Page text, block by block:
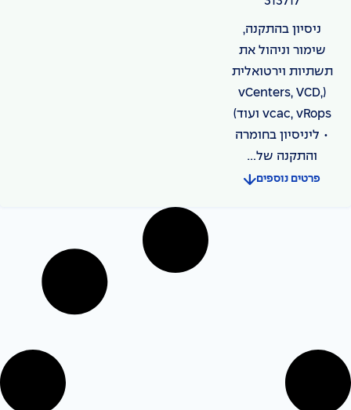
ניסיון בהתקנה,
שימור וניהול את
תשתיות וירטואלית
(vCenters, VCD,
vcac, vRops ועוד)
• ליניסיון בחומרה
והתקנה של...
פרטים נוספים